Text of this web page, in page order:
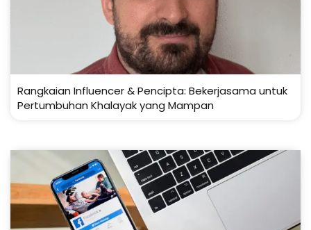
Rangkaian Influencer & Pencipta: Bekerjasama untuk
Pertumbuhan Khalayak yang Mampan